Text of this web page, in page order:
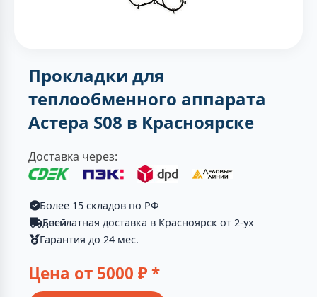
Прокладки для
теплообменного аппарата
Астера S08 в Красноярске
Доставка через:
Более 15 складов по РФ
Бесплатная доставка в Красноярск от 2-ух дней
Гарантия до 24 мес.
Цена от 5000 ₽ *